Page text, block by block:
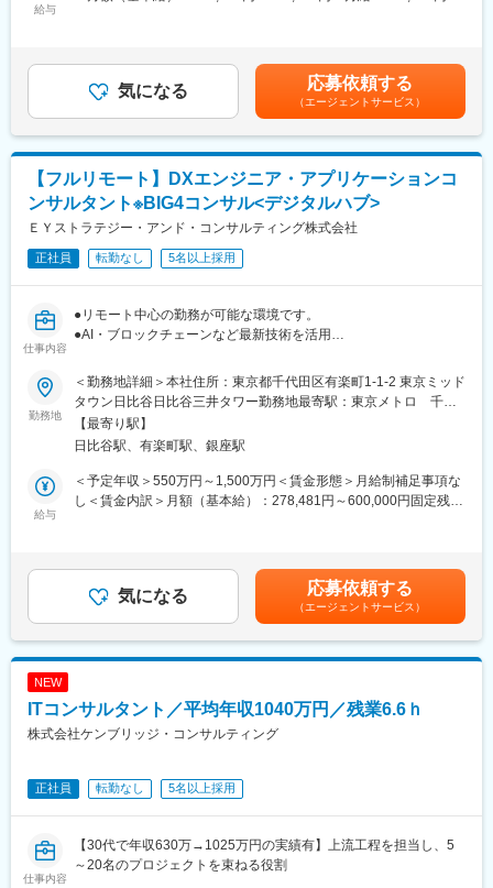
居住地から当社拠点までの距離が片道100km以上離れているor通
勤時間が片道 2 時間を超える場合はフルリモート勤務が可能です
※年間数回は拠点へ出勤いただきます
■組織構成
本ポジションには5名所属しております。
ルタントという職種を導入したITコンサル職のパイオニアである
当社にて、
各業界の顧客に対してサービスの未来を考えデザイン・システム
■業務詳細：
・顧客へのヒアリング
ューションを提案／実現するためのアイデアについて説明
・実行計画の立案と計画に沿った開発
■顧客領域
■案件事例
・大手スーパーマーケットのサプライチェーン改革の実現
・AIを活用した顧客体験価値向上の仕組み実現
ザイン～設計～構築 etc...
談し、ご自身で選んでいただきます。
担当プロジェクト終了後、別業界のプロジェクトを選ぶこともで
きるので、ご自身の目的に合わせてキャリア形成を行うことがで
きます。
・平均残業月30h
└無駄なレビューを省き効率的に業務を実施。
・リモート主体で必要に応じて出社する体制
■その他
会社紹介資料
https://speakerdeck.com/futurerecruit/hui-she-shao-jie-zi-liao
給与
くまでも目安の金額であり、選考を通じて上下する可能性があり
ます。月給(月額)は固定手当を含めた表記です。
気になる 応募依頼する
（エージェントサービス）
【フルリモート】DXエンジニア・アプリケーションコ
ンサルタント※BIG4コンサル<デジタルハブ>
ＥＹストラテジー・アンド・コンサルティング株式会社
正社員 転勤なし 5名以上採用
仕事内容
●リモート中心の勤務が可能な環境です。
●AI・ブロックチェーンなど最新技術を活用
●テクノロジー領域でキャリア志向に合わせたキャリアパス設計が
可能
＝＝
■業務概要：当社が提供する業務ソリューションやプロダクト財務
会計、製造管理、顧客管理、マーケティング、データ分析等の要
件定義・設計・開発・テスト・導入に係る業務をお任せします。
■業務内容：
計、開発・Configuration、各種テストの計画・実行、システムデ
ータ業務移行の計画・実行、デプロイ・導入、保守サポートの全
工程もしくは、一部の工程
・ローコード／ノーコード開発エンジニア
・クラウド基盤（Azure等主要PaaS／SaaS基盤エンジニア）
API連携エンジニア
◎業界系ITエンジニア
・金融（銀行・証券・保険）、製造、通信、流通、医薬・ライフ
勤務地
＜勤務地詳細＞本社住所：東京都千代田区有楽町1-1-2 東京ミッド
タウン日比谷日比谷三井タワー勤務地最寄駅：東京メトロ 千代
田線／日比谷駅受動喫煙対策：屋内全面禁煙変更の範囲：会社の
定める事業所（リモートワーク含む）
【最寄り駅】
日比谷駅、有楽町駅、銀座駅
給与
＜予定年収＞550万円～1,500万円＜賃金形態＞月給制補足事項な
し＜賃金内訳＞月額（基本給）：278,481円～600,000円固定残業
給与補足＞※経験、能力、前職給与等を踏まえて決定し、詳細は面
談の上、同法人規定により決定します。■昇給：年1回（10月）■
賞与：年１回賃金はあくまでも目安の金額であり、選考を通じて
上下する可能性があります。月給(月額)は固定手当を含めた表記で
す。
気になる 応募依頼する
（エージェントサービス）
NEW
ITコンサルタント／平均年収1040万円／残業6.6ｈ
株式会社ケンブリッジ・コンサルティング
正社員 転勤なし 5名以上採用
仕事内容
【30代で年収630万→1025万円の実績有】上流工程を担当し、5
～20名のプロジェクトを束ねる役割